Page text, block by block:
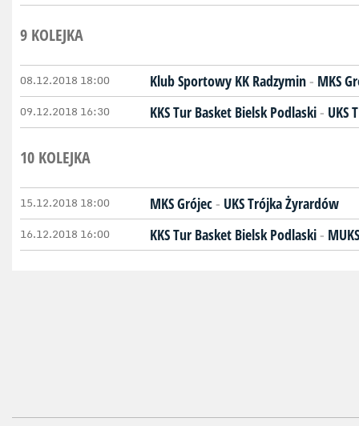
9 KOLEJKA
08.12.2018 18:00 Klub Sportowy KK Radzymin- MKS
09.12.2018 16:30 KKS Tur Basket Bielsk Podlaski- UKS
10 KOLEJKA
15.12.2018 18:00 MKS Grójec- UKS Trójka Żyrardów
16.12.2018 16:00 KKS Tur Basket Bielsk Podlaski-